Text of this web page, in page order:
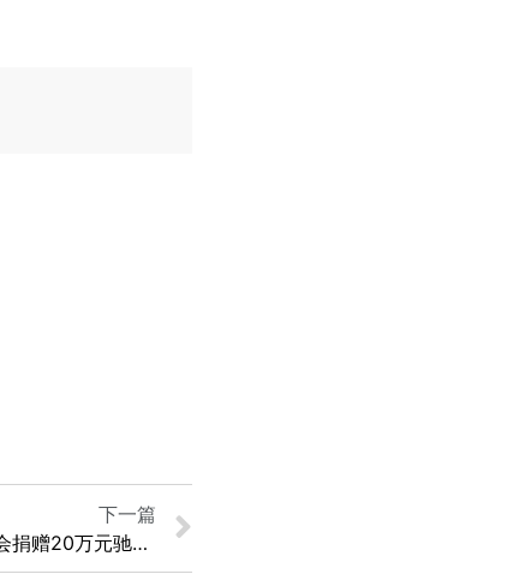
下一篇
项目进展 | 深圳市心源慈善基金会捐赠20万元驰援河南